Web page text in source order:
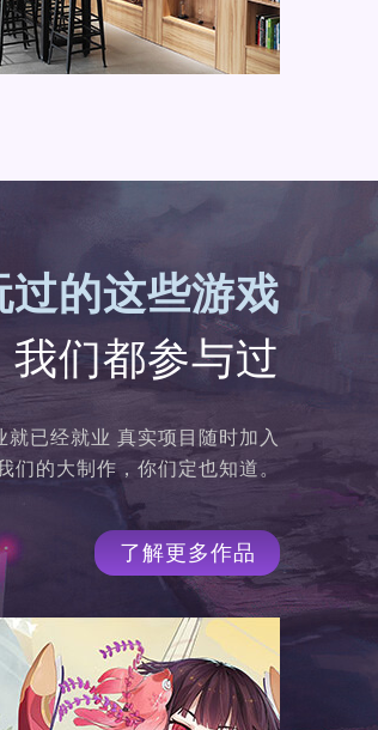
过的这些游戏
我们都参与过
就已经就业 真实项目随时加入
的大制作，你们定也知道。
了解更多作品